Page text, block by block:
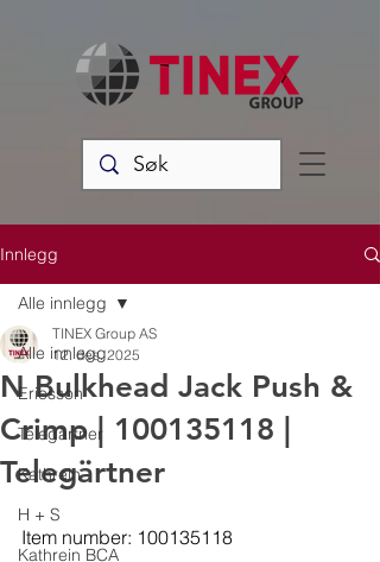
Innlegg
Alle innlegg
Ericsson
Telegärtner
Kathrein
H + S
Kathrein BCA
Alle innlegg
N Bulkhead Jack Push &
Crimp | 100135118 |
Telegärtner
TINEX Group AS
12. des. 2025
Item number: 100135118